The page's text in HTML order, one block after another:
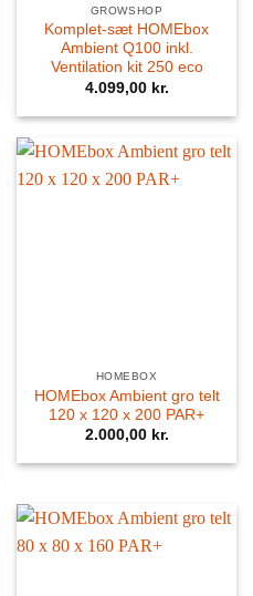
GROWSHOP
Komplet-sæt HOMEbox
Ambient Q100 inkl.
Ventilation kit 250 eco
4.099,00 kr.
HOMEBOX
HOMEbox Ambient gro telt
120 x 120 x 200 PAR+
2.000,00 kr.